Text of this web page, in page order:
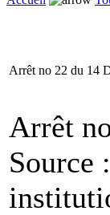
Arrêt no 22 du 14
Arrêt
Source